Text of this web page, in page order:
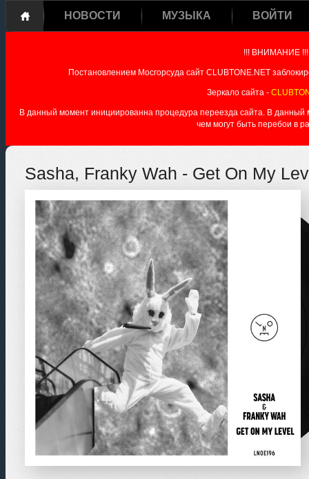
НОВОСТИ МУЗЫКА ВОЙТИ
!!! ВНИМАНИЕ !!!
Постановлением Мосгорсуда сайт CLUBTONE.NET
Зеркало сайта -
В данный момент инициированна процедура переезда сайта. В данный
чем могут быть перебои в
Sasha, Franky Wah - Get On My